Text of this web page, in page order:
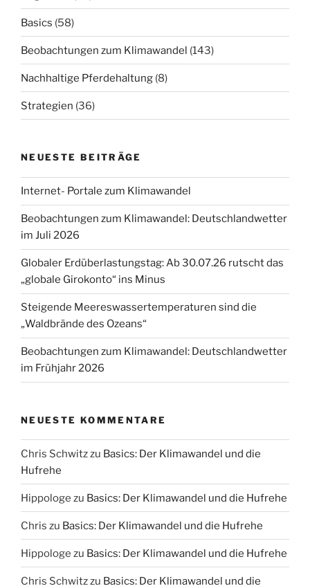
Basics (58)
Beobachtungen zum Klimawandel (143)
Nachhaltige Pferdehaltung (8)
Strategien (36)
NEUESTE BEITRÄGE
Internet- Portale zum Klimawandel
Beobachtungen zum Klimawandel: Deutschlandwetter
im Juli 2026
Globaler Erdüberlastungstag: Ab 30.07.26 rutscht das
„globale Girokonto“ ins Minus
Steigende Meereswassertemperaturen sind die
„Waldbrände des Ozeans“
Beobachtungen zum Klimawandel: Deutschlandwetter
im Frühjahr 2026
NEUESTE KOMMENTARE
Chris Schwitzzu Basics: Der Klimawandel und die
Hufrehe
Hippologe zu Basics: Der Klimawandel und die Hufrehe
Chris zu Basics: Der Klimawandel und die Hufrehe
Hippologe zu Basics: Der Klimawandel und die Hufrehe
Chris Schwitzzu Basics: Der Klimawandel und die